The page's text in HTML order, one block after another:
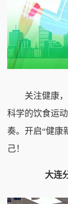
关注健康
科学的饮食运
奏。开启“健康
己！
大连